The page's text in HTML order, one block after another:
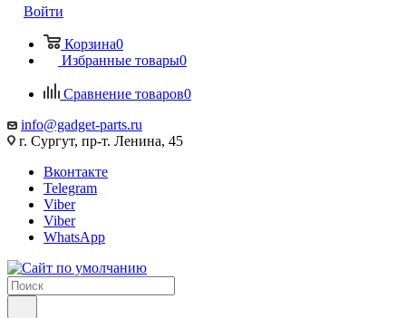
Войти
Корзина0
Избранные товары0
Сравнение товаров0
info@gadget-parts.ru
г. Сургут, пр-т. Ленина, 45
Вконтакте
Telegram
Viber
Viber
WhatsApp